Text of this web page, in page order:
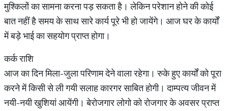
मुश्किलों का सामना करना पड़ सकता है। लेकिन परेशान होने की कोई
बात नहीं है समय के साथ सारे कार्य पूरे भी हो जायेंगे। आज घर के कार्यों
में बड़े भाई का सहयोग प्राप्त होगा।
कर्क राशि
आज का दिन मिला-जुला परिणाम देने वाला रहेगा। रुके हुए कार्यों को पूरा
करने में किसी से ली गयी सलाह कारगर साबित होगी। दाम्पत्य जीवन में
नयी-नयी खुशियां आयेंगी। बेरोजगार लोगो को रोजगार के अवसर प्राप्त